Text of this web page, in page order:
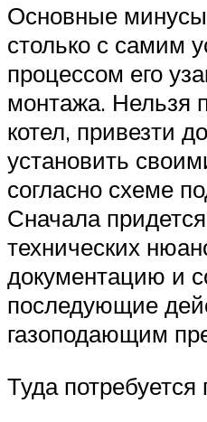
Основные
столько с самим
процессом его
монтажа. Нельзя
котел, привезти
установить
согласно схеме
Сначала
технических
документацию и
последующие
газоподающим
Туда потребуется